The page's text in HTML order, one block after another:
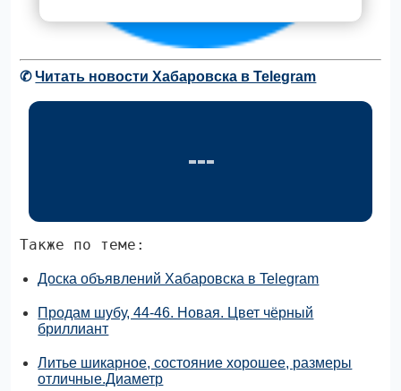
✆Читать новости Хабаровска в Telegram
Также по теме:
Доска объявлений Хабаровска в Telegram
Продам шубу, 44-46. Новая. Цвет чёрный
бриллиант
Литье шикарное, состояние хорошее, размеры
отличные.Диаметр